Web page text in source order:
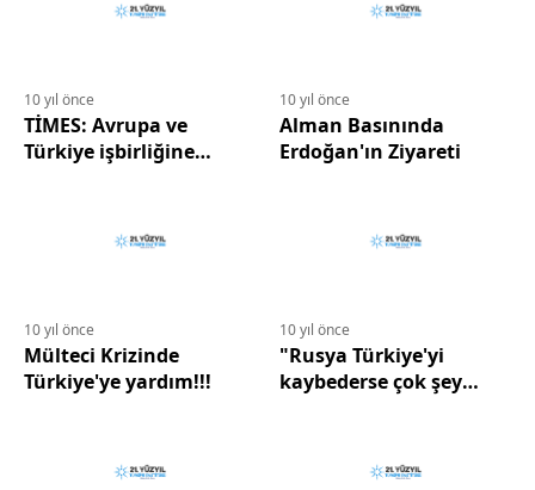
10 yıl önce
TİMES: Avrupa ve
Türkiye işbirliğine
10 yıl önce
Alman Basınında
Erdoğan'ın Ziyareti
10 yıl önce
Mülteci Krizinde
Türkiye'ye yardım!!!
10 yıl önce
"Rusya Türkiye'yi
kaybederse çok şey